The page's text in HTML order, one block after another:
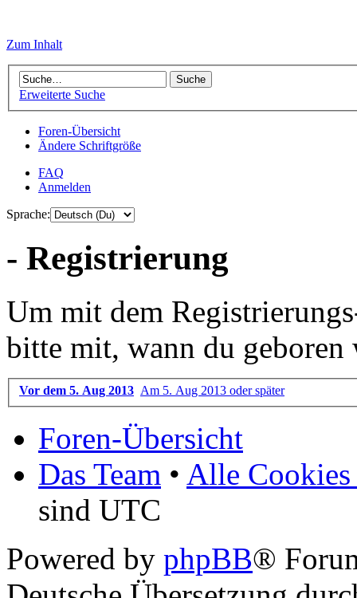
Zum Inhalt
Erweiterte Suche
Foren-Übersicht
Ändere Schriftgröße
FAQ
Anmelden
Sprache:
- Registrierung
Um mit dem
bitte mit, wann du geboren
Vor dem 5. Aug 2013 Am 5. Aug 2013 oder später
Foren-Übersicht
Das Team • Alle Cookies
sind UTC
Powered by phpBB®